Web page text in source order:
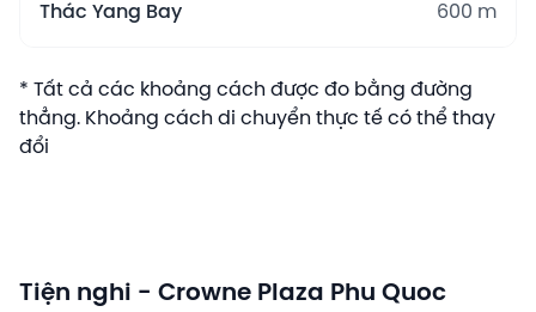
Thác Yang Bay 600 m
* Tất cả các khoảng cách được đo bằng đường
thẳng. Khoảng cách di chuyển thực tế có thể thay
đổi
Tiện nghi - Crowne Plaza Phu Quoc